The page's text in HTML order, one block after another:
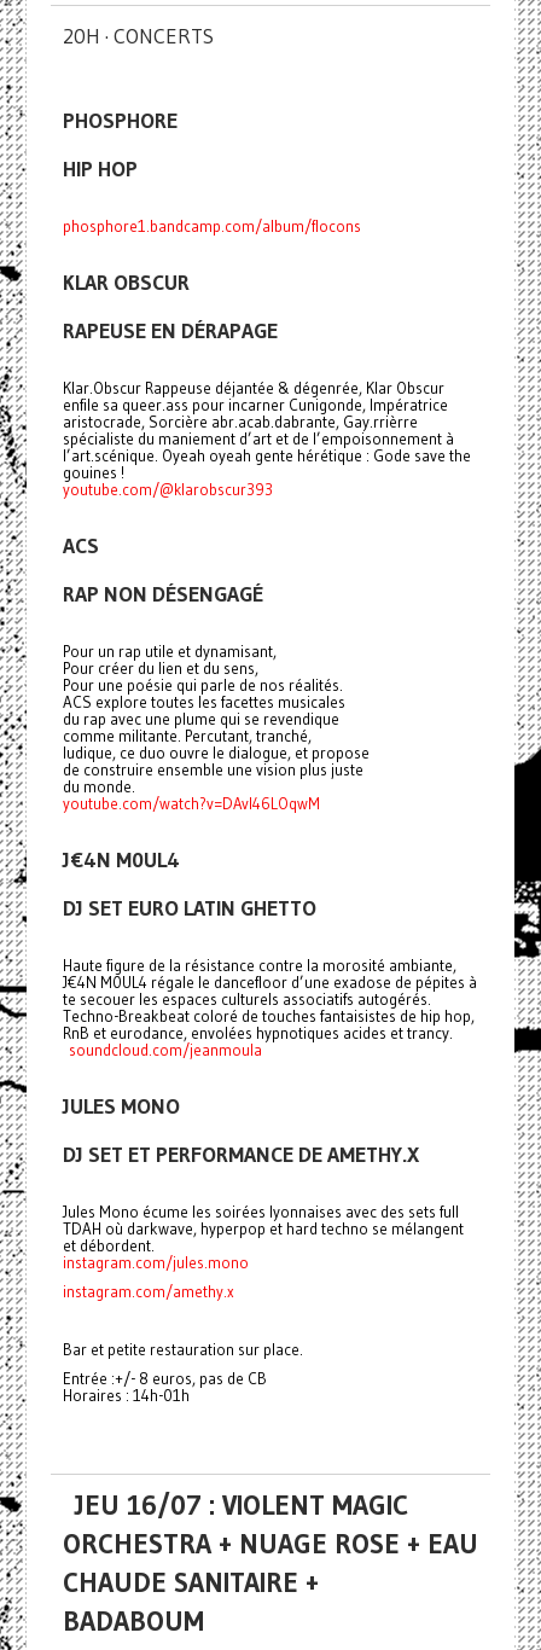
20H · CONCERTS
PHOSPHORE
HIP HOP
phosphore1.bandcamp.com/album/flocons
KLAR OBSCUR
RAPEUSE EN DÉRAPAGE
Klar.Obscur Rappeuse déjantée & dégenrée, Klar Obscur
enfile sa queer.ass pour incarner Cunigonde, Impératrice
aristocrade, Sorcière abr.acab.dabrante, Gay.rrièrre
spécialiste du maniement d’art et de l’empoisonnement à
l’art.scénique. Oyeah oyeah gente hérétique : Gode save the
gouines !
youtube.com/@klarobscur393
ACS
RAP NON DÉSENGAGÉ
Pour un rap utile et dynamisant,
Pour créer du lien et du sens,
Pour une poésie qui parle de nos réalités.
ACS explore toutes les facettes musicales
du rap avec une plume qui se revendique
comme militante. Percutant, tranché,
ludique, ce duo ouvre le dialogue, et propose
de construire ensemble une vision plus juste
du monde.
youtube.com/watch?v=DAvI46LOqwM
J€4N M0UL4
DJ SET EURO LATIN GHETTO
Haute figure de la résistance contre la morosité ambiante,
J€4N M0UL4 régale le dancefloor d’une exadose de pépites à
te secouer les espaces culturels associatifs autogérés.
Techno-Breakbeat coloré de touches fantaisistes de hip hop,
RnB et eurodance, envolées hypnotiques acides et trancy.
soundcloud.com/jeanmoula
JULES MONO
DJ SET ET PERFORMANCE DE AMETHY.X
Jules Mono écume les soirées lyonnaises avec des sets full
TDAH où darkwave, hyperpop et hard techno se mélangent
et débordent.
instagram.com/jules.mono
instagram.com/amethy.x
Bar et petite restauration sur place.
Entrée :+/- 8 euros, pas de CB
Horaires : 14h-01h
JEU 16/07 : VIOLENT MAGIC
ORCHESTRA + NUAGE ROSE + EAU
CHAUDE SANITAIRE +
BADABOUM